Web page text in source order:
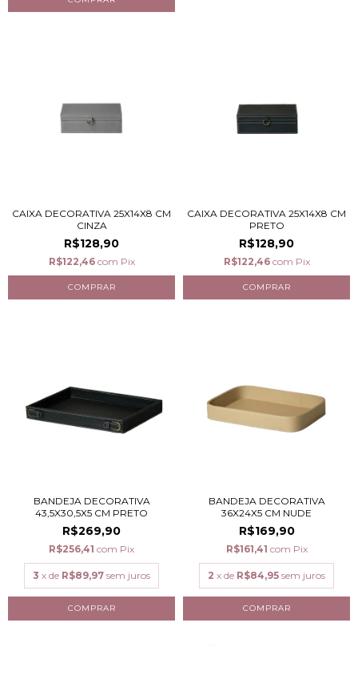
CAIXA DECORATIVA 25X14X8 CM
CINZA
R$128,90
R$122,46 com Pix
CAIXA DECORATIVA 25X14X8 CM
PRETO
R$128,90
R$122,46 com Pix
BANDEJA DECORATIVA
43,5X30,5X5 CM PRETO
R$269,90
R$256,41 com Pix
3 x de R$89,97 sem juros
BANDEJA DECORATIVA
36X24X5 CM NUDE
R$169,90
R$161,41 com Pix
2 x de R$84,95 sem juros